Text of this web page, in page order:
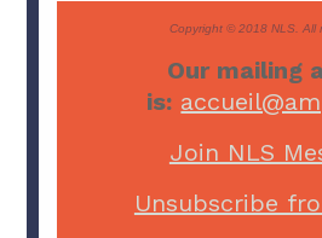
Copyright © 2018 NLS. All
Our mailing
is:
Join NLS
Unsubscribe